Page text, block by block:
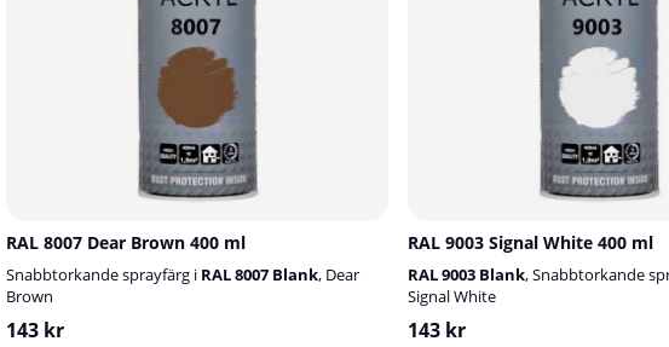
0–10% Uni Thinner.🎨 Baslack:Vid behov används
Billack Octobase Eco Plus som kulör/baslack.
Baslacken ska vara torr innan klarlack appliceras.🧽
Förarbete:Rengör och avfetta ytan noggrant före
lackering.⚠️ OBS! Octoral C240 är en 2K-klarlack och
måste blandas med rätt härdare före användning.
Använd Octoral H35 MS Härdare Medium enligt
blandningsförhållandet 2:1. Produkten är avsedd för
professionellt bruk.
RAL 8007 Dear Brown 400 ml
Snabbtorkande sprayfärg i RAL 8007 Blank, Dear
Brown
143 kr
RAL 9003 Signal White 400 ml
RAL 9003 Blank, Snabbtorkande
Signal White
143 kr